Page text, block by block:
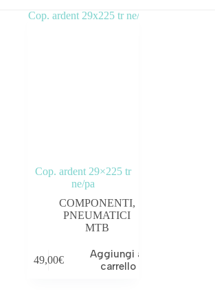
OUTLET
Tag prodotto
Cop. ardent 29×225 tr
ne/pa
COMPONENTI,
PNEUMATICI
MTB
49,00€
Aggiungi al
carrello